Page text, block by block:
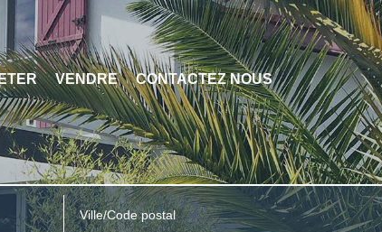
VENDRE CONTACTEZ NOUS
Ville/Code postal